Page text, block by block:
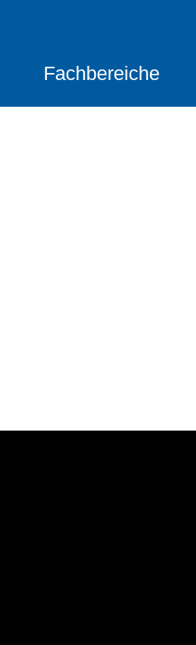
Fachbereiche